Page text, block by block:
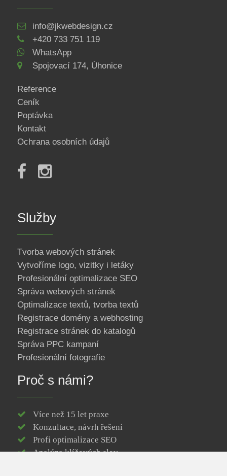
info@jkwebdesign.cz
+420 733 751 119
WhatsApp
Spojovací 174, Úhonice
Reference
Ceník
Poptávka
Kontakt
Ochrana osobních údajů
Služby
Tvorba webových stránek
Vytvoříme logo, vizitky i letáky
Profesionální optimalizace SEO
Správa webových stránek
Optimalizace textů, tvorba textů
Registrace domény a webhosting
Registrace stránek do katalogů
Správa PPC kampaní
Profesionální fotografie
Proč s námi?
Více než 15 let praxe
Konzultace, návrh řešení
Profi optimalizace SEO
Analýza klíčových slov